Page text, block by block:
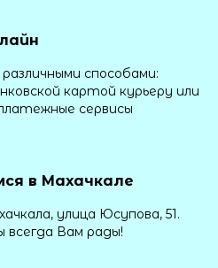
способами:
картой курьеру или
сервисы
в Махачкале
улица Юсупова, 51.
Вам рады!